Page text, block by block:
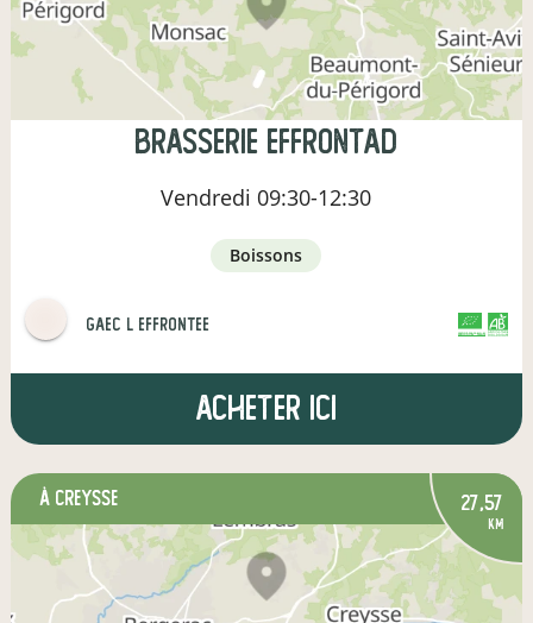
brasserie effrontad
Vendredi 09:30-12:30
boissons
gaec l effrontee
Acheter ici
à Creysse 27,57
km